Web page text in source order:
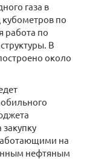
газа в
кубометров по
работа по
В
около
на
нефтяным